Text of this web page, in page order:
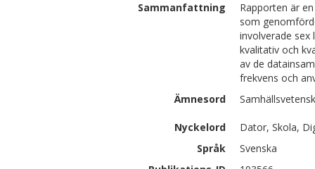
Sammanfattning
Rapporten är
som
involverade sex
kvalitativ och
av de
frekvens och
Ämnesord
Nyckelord
Dator, Skola,
Språk
Svenska